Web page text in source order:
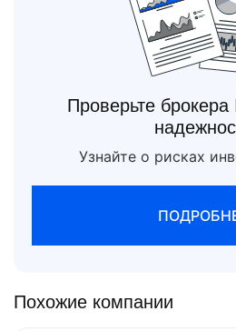
Проверьте
Узнайте о рисках
Похожие компании